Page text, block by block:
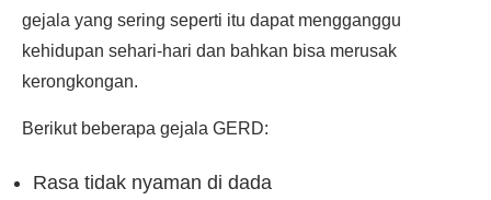
gejala yang sering seperti itu dapat mengganggu
kehidupan sehari-hari dan bahkan bisa merusak
kerongkongan.
Berikut beberapa gejala GERD:
Rasa tidak nyaman di dada